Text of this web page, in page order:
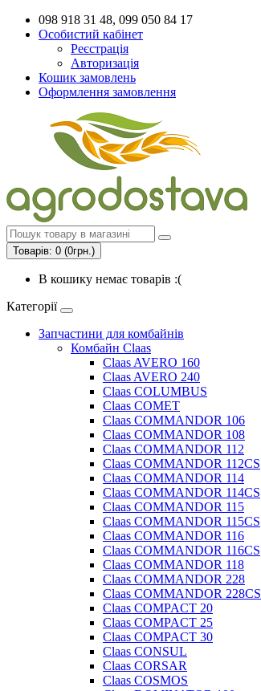
098 918 31 48, 099 050 84 17
Особистий кабінет
Реєстрація
Авторизація
Кошик замовлень
Оформлення замовлення
Товарів: 0 (0грн.)
В кошику немає товарів :(
Категорії
Запчастини для комбайнів
Комбайн Claas
Claas AVERO 160
Claas AVERO 240
Claas COLUMBUS
Claas COMET
Claas COMMANDOR 106
Claas COMMANDOR 108
Claas COMMANDOR 112
Claas COMMANDOR 112CS
Claas COMMANDOR 114
Claas COMMANDOR 114CS
Claas COMMANDOR 115
Claas COMMANDOR 115CS
Claas COMMANDOR 116
Claas COMMANDOR 116CS
Claas COMMANDOR 118
Claas COMMANDOR 228
Claas COMMANDOR 228CS
Claas COMPACT 20
Claas COMPACT 25
Claas COMPACT 30
Claas CONSUL
Claas CORSAR
Claas COSMOS